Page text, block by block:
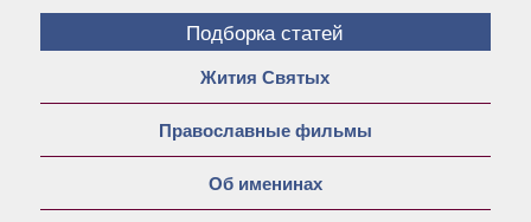
Подборка статей
Жития Святых
Православные фильмы
Об именинах